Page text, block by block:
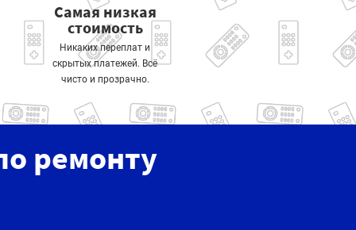
Самая низкая
стоимость
Никаких переплат и
скрытых платежей. Всё
чисто и прозрачно.
ремонту